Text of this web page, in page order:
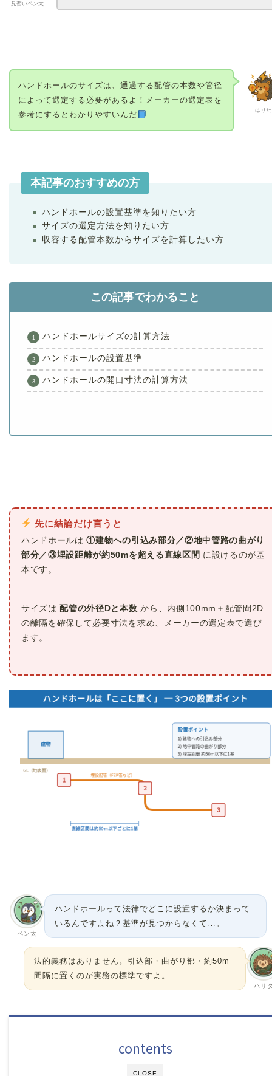
見習いペン太
はりた
ハンドホールのサイズは、通過する配管の本数や管径
によって選定する必要があるよ！メーカーの選定表を
参考にするとわかりやすいんだ
本記事のおすすめの方
ハンドホールの設置基準を知りたい方
サイズの選定方法を知りたい方
収容する配管本数からサイズを計算したい方
この記事でわかること
ハンドホールサイズの計算方法
ハンドホールの設置基準
ハンドホールの開口寸法の計算方法
先に結論だけ言うと
ハンドホールは①建物への引込み部分／②地中管路の曲がり
部分／③埋設距離が約50mを超える直線区間 に設けるのが基
本です。
サイズは配管の外径Dと本数 から、内側100mm＋配管間2D
の離隔を確保して必要寸法を求め、メーカーの選定表で選び
ます。
ペン太
ハンドホールって法律でどこに設置するか決まって
いるんですよね？基準が見つからなくて…。
ハリ
法的義務はありません。引込部・曲がり部・約50m
間隔に置くのが実務の標準ですよ。
CLOSE
contents